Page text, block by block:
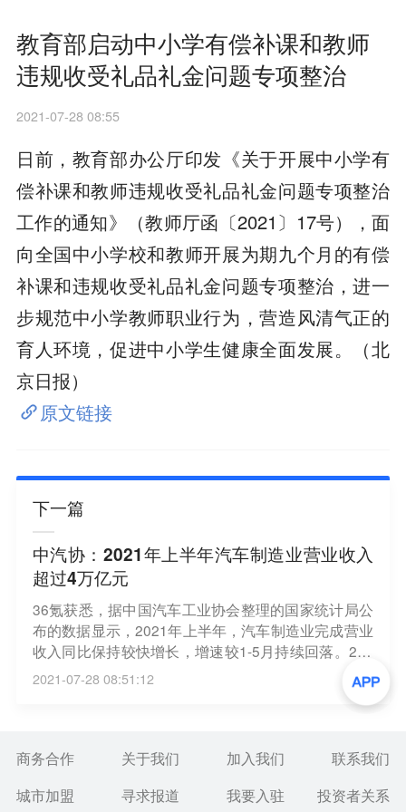
教育部启动中小学有偿补课和教师
违规收受礼品礼金问题专项整治
2021-07-28 08:55
日前，教育部办公厅印发《关于开展中小学有
偿补课和教师违规收受礼品礼金问题专项整治
工作的通知》（教师厅函〔2021〕17号），面
向全国中小学校和教师开展为期九个月的有偿
补课和违规收受礼品礼金问题专项整治，进一
步规范中小学教师职业行为，营造风清气正的
育人环境，促进中小学生健康全面发展。（北
京日报）
原文链接
下一篇
中汽协：2021年上半年汽车制造业营业收入
超过4万亿元
36氪获悉，据中国汽车工业协会整理的国家统计局公
布的数据显示，2021年上半年，汽车制造业完成营业
收入同比保持较快增长，增速较1-5月持续回落。202
1年上半年，汽车制造业完成营业收入42891.1亿元，
同比增长28%，占规模以上工业企业营业收入总额的
2021-07-28 08:51:12
商务合作 关于我们 加入我们
联系我们
城市加盟
寻求报道 我要入驻 投资者关系